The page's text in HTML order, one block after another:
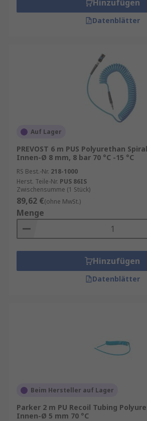
Hinzufügen
Datenblätter
Auf Lager
PREVOST 6 m PUS Polyurethan
Innen-Ø 8 mm, 8 bar 70 °C -15 °C
RS Best.-Nr. 218-1000
Herst. Teile-Nr. PUS 86IS
Zwischensumme (1 Stück)
89,62 €(ohne MwSt.)
Menge
Hinzufügen
Datenblätter
Beim Hersteller auf Lager
Parker 2 m PU Recoil Tubing
Innen-Ø 5 mm 70 °C